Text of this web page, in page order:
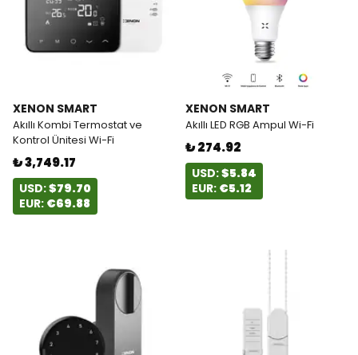
XENON SMART
Akıllı Kombi Termostat ve
Kontrol Ünitesi Wi-Fi
₺ 3,749.17
USD:$79.70
EUR: €69.88
XENON SMART
Akıllı LED RGB Ampul Wi-Fi
₺ 274.92
USD:$5.84
EUR: €5.12